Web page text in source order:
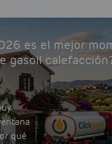
es el mejor
gasoil
qué